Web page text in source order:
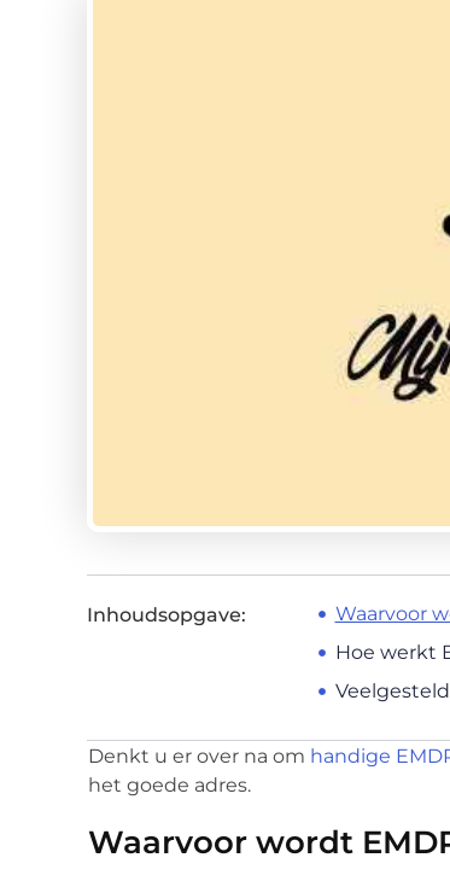
Inhoudsopgave:
Waarvoor
Hoe werkt
Denkt u er over na om handige
het goede adres.
Waarvoor wordt